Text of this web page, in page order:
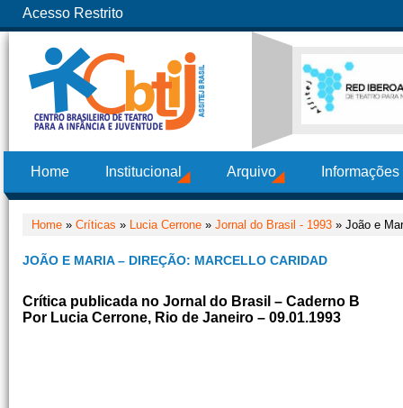
Acesso Restrito
Home Institucional Arquivo
Home » Críticas » Lucia Cerrone » Jornal do Brasil - 1993 » João e
JOÃO E MARIA – DIREÇÃO: MARCELLO CARIDAD
Crítica publicada no Jornal do Brasil – Caderno B
Por Lucia Cerrone, Rio de Janeiro – 09.01.1993